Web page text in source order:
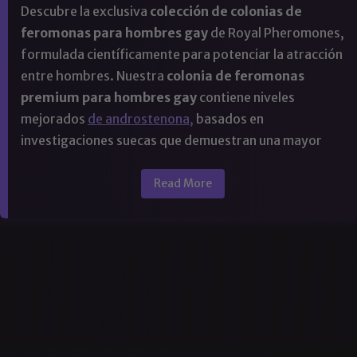
Descubre la exclusiva colección de colonias de
feromonas para hombres gay de Royal Pheromones,
formulada científicamente para potenciar la atracción
entre hombres. Nuestra colonia de feromonas
premium para hombres gay contiene niveles
mejorados de androstenona, basados ​​en
investigaciones suecas que demuestran una mayor
sexo. Disponibles en fórmulas sin perfume, perfectas
Read More